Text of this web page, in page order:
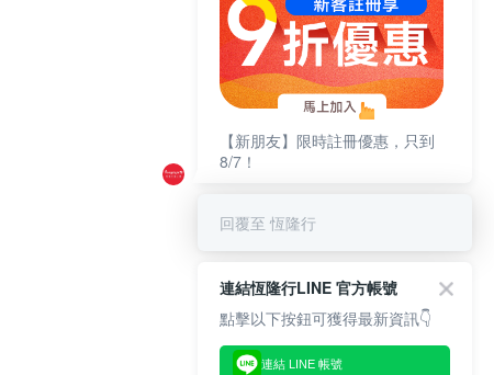
【新朋友】限時註冊優惠，只到
8/7！
回覆至 恆隆行
連結恆隆行LINE 官方帳號
點擊以下按鈕可獲得最新資訊👇
連結 LINE 帳號